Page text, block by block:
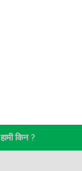
हामी किन ?